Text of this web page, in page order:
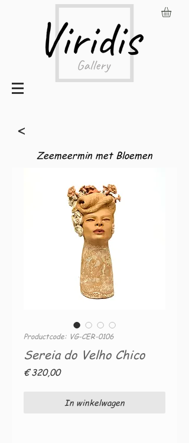
<
Zeemeermin met Bloemen
Productcode: VG-CER-0106
Sereia do Velho Chico
€ 320,00Prijs
In winkelwagen